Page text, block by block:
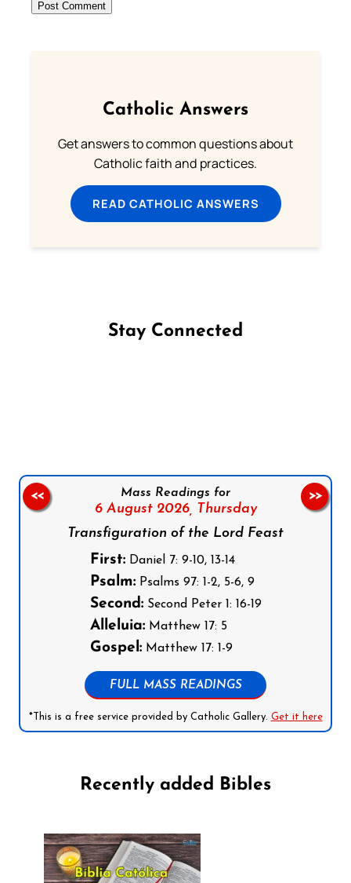
Catholic Answers
Get answers to common questions about
Catholic faith and practices.
READ CATHOLIC ANSWERS
Stay Connected
Mass Readings for
6 August 2026, Thursday
Transfiguration of the Lord Feast
First:Daniel 7: 9-10, 13-14
Psalm:Psalms 97: 1-2, 5-6, 9
Second:Second Peter 1: 16-19
Alleluia:Matthew 17: 5
Gospel:Matthew 17: 1-9
FULL MASS READINGS
*This is a free service provided by Catholic Gallery. Get it here
<< >>
Recently added Bibles